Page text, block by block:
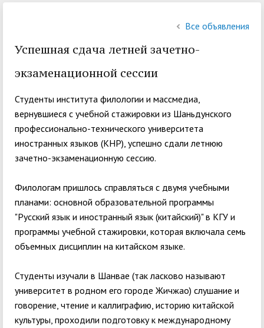
Все объявления
Успешная сдача летней зачетно-
экзаменационной сессии
Студенты института филологии и массмедиа,
вернувшиеся с учебной стажировки из Шаньдунского
профессионально-технического университета
иностранных языков (КНР), успешно сдали летнюю
зачетно-экзаменационную сессию.
Филологам пришлось справляться с двумя учебными
планами: основной образовательной программы
"Русский язык и иностранный язык (китайский)" в КГУ и
программы учебной стажировки, которая включала семь
объемных дисциплин на китайском языке.
Студенты изучали в Шанвае (так ласково называют
университет в родном его городе Жичжао) слушание и
говорение, чтение и каллиграфию, историю китайской
культуры, проходили подготовку к международному